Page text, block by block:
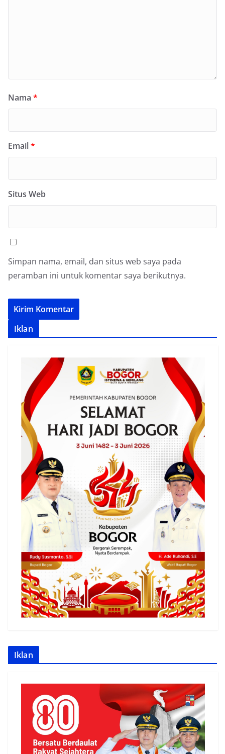
Nama *
Email*
Situs Web
Simpan nama, email, dan situs web saya pada
peramban ini untuk komentar saya berikutnya.
Iklan
Iklan